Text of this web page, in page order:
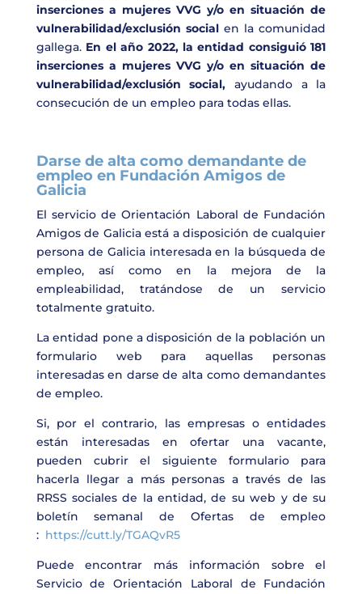
inserciones a mujeres VVG y/o en situación de
vulnerabilidad/exclusión socialen la comunidad
gallega. En el año 2022, la entidad consiguió 181
inserciones a mujeres VVG y/o en situación de
vulnerabilidad/exclusión social, ayudando a la
consecución de un empleo para todas ellas.
Darse de alta como demandante de
empleo en Fundación Amigos de
Galicia
El servicio de Orientación Laboral de Fundación
Amigos de Galicia está a disposición de cualquier
persona de Galicia interesada en la búsqueda de
empleo, así como en la mejora de la
empleabilidad, tratándose de un servicio
totalmente gratuito.
La entidad pone a disposición de la población un
formulario web para aquellas personas
interesadas en darse de alta como demandantes
de empleo.
Si, por el contrario, las empresas o entidades
están interesadas en ofertar una vacante,
pueden cubrir el siguiente formulario para
hacerla llegar a más personas a través de las
RRSS sociales de la entidad, de su web y de su
boletín semanal de Ofertas de empleo
: https://cutt.ly/TGAQvR5
Puede encontrar más información sobre el
Servicio de Orientación Laboral de Fundación